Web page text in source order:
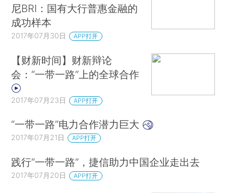
尼BRI：国有大行普惠金融的
成功样本
2017年07月30日 APP打开
【财新时间】财新辩论
会：“一带一路”上的全球合作
2017年07月23日 APP打开
“一带一路”电力合作潜力巨大
2017年07月21日 APP打开
践行“一带一路”，捷信助力中国企业走出去
2017年07月20日 APP打开